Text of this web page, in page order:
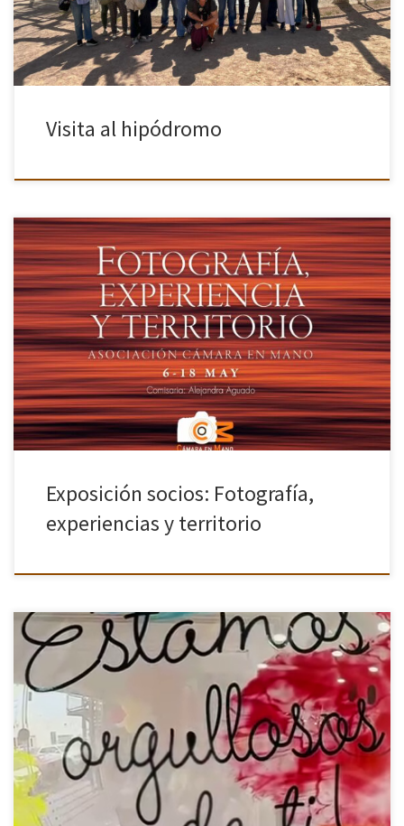
Visita al hipódromo
Fotografía, experiencias y territorio reúne en una exposición
colectiva a un grupo de autores y autoras con miradas, estilos y
trayectorias diversas que encuentran en la fotografía un espacio
común […]
Exposición socios: Fotografía,
experiencias y territorio
En Cámara en Mano creemos firmemente que nuestro mayor valor
no está solo en las imágenes que capturamos, sino en las
personas que las hacen posibles. Por eso, hoy presentamos […]